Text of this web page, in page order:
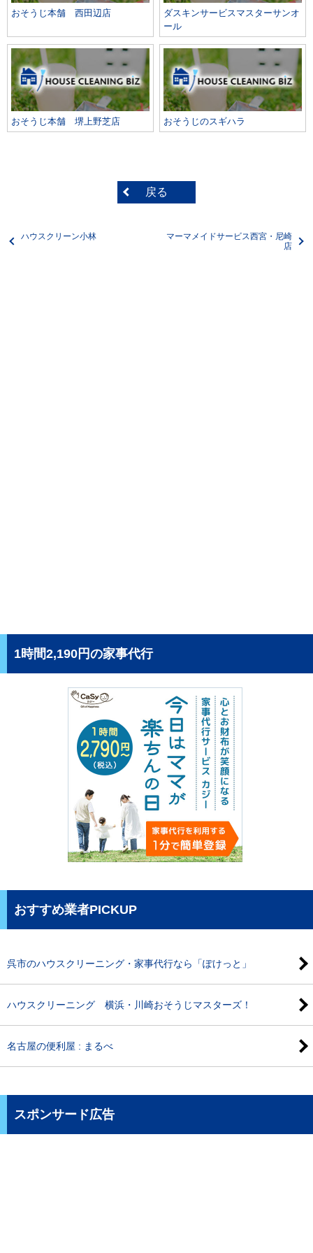
おそうじ本舗 西田辺店
ダスキンサービスマスターサンオ
ール
おそうじ本舗 堺上野芝店 おそうじのスギハラ
戻る
ハウスクリーン小林
マーマメイドサービス西宮・尼崎
店
1時間2,190円の家事代行
おすすめ業者PICKUP
呉市のハウスクリーニング・家事代行なら「ぽけっと」
ハウスクリーニング 横浜・川崎おそうじマスターズ！
名古屋の便利屋 : まるべ
スポンサード広告